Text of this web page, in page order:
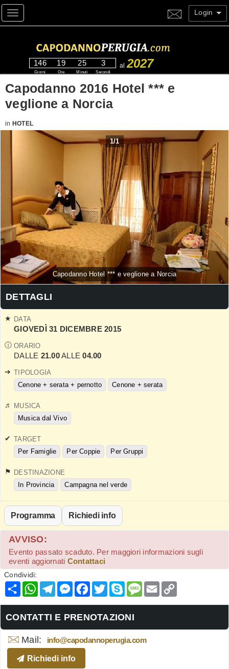
Toggle navigation Login
146
Giorni
19
Ore
25
Minuti
2
Secondi
al 2027
Capodanno 2016 Hotel *** e
veglione a Norcia
in HOTEL
1/1
Capodanno Hotel *** e veglione a Norcia
DETTAGLI
DATA
GIOVEDÌ 31 DICEMBRE 2015
ORARIO
DALLE 21.00ALLE04.00
TIPOLOGIA
Cenone + serata + pernotto
Cenone + serata
MUSICA
Musica dal Vivo
TARGET
Per Famiglie
Per Coppie Per Gruppi
DESTINAZIONE
In Provincia
Campagna nel verde
Programma Richiedi info
AVVISO:
Evento passato scaduto. Per maggiori informazioni sugli
eventi aggiornati Contattaci
Condividi:
Condividi
WhatsApp
Telegram
Messenger
Facebook
TwitterSkypeMessage
Email
CONTATTI E PRENOTAZIONI
Mail: info@capodannoperugia.com
Richiedi info